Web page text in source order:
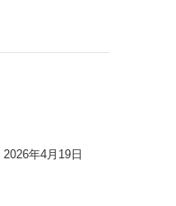
2026年4月19日